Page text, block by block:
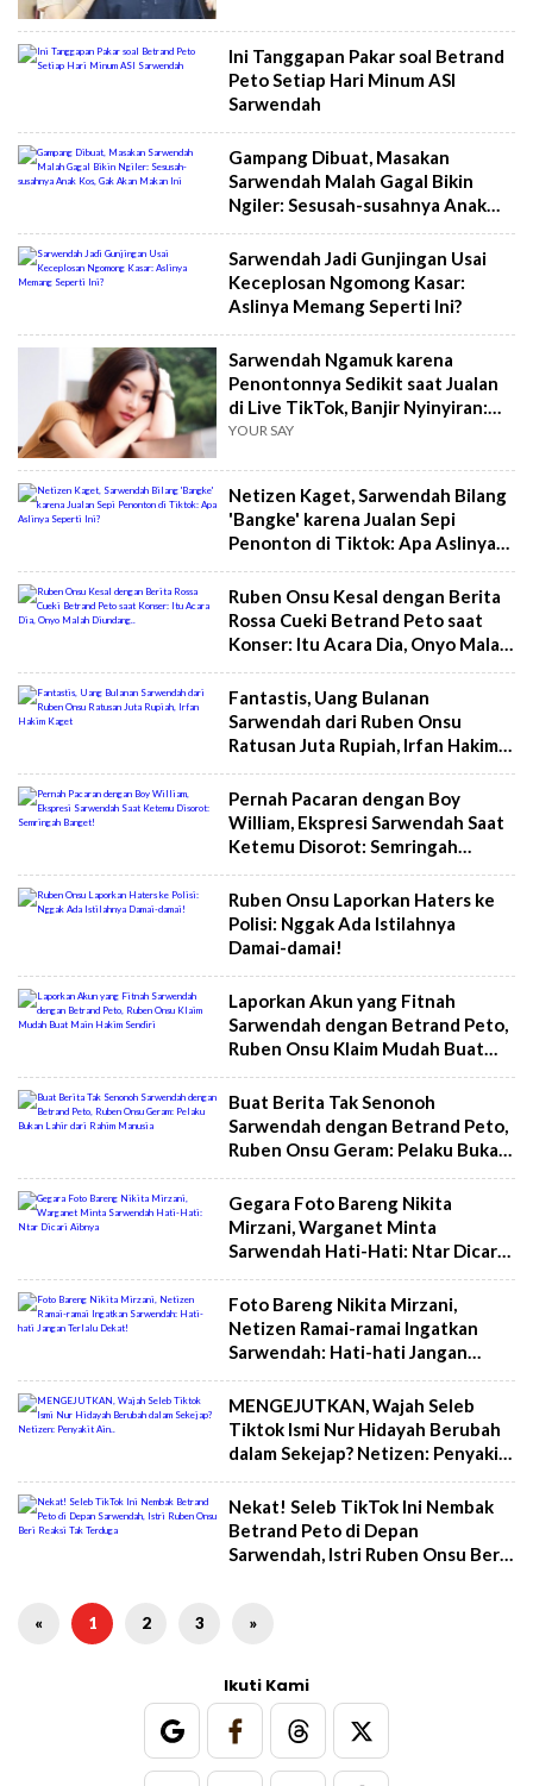
Ini Tanggapan Pakar soal Betrand
Peto Setiap Hari Minum ASI
Sarwendah
Gampang Dibuat, Masakan
Sarwendah Malah Gagal Bikin
Ngiler: Sesusah-susahnya Anak
Sarwendah Jadi Gunjingan Usai
Keceplosan Ngomong Kasar:
Aslinya Memang Seperti Ini?
Sarwendah Ngamuk karena
Penontonnya Sedikit saat Jualan
di Live TikTok, Banjir Nyinyiran:
Keluar Aslinya
YOUR SAY
Netizen Kaget, Sarwendah Bilang
'Bangke' karena Jualan Sepi
Penonton di Tiktok: Apa Aslinya
Seperti Ini?
Ruben Onsu Kesal dengan Berita
Rossa Cueki Betrand Peto saat
Konser: Itu Acara Dia, Onyo Malah
Diundang..
Fantastis, Uang Bulanan
Sarwendah dari Ruben Onsu
Ratusan Juta Rupiah, Irfan Hakim
Kaget
Pernah Pacaran dengan Boy
William, Ekspresi Sarwendah Saat
Ketemu Disorot: Semringah
Banget!
Ruben Onsu Laporkan Haters ke
Polisi: Nggak Ada Istilahnya
Damai-damai!
Laporkan Akun yang Fitnah
Sarwendah dengan Betrand Peto,
Ruben Onsu Klaim Mudah Buat
Main Hakim Sendiri
Buat Berita Tak Senonoh
Sarwendah dengan Betrand Peto,
Ruben Onsu Geram: Pelaku Bukan
Lahir dari Rahim Manusia
Gegara Foto Bareng Nikita
Mirzani, Warganet Minta
Sarwendah Hati-Hati: Ntar Dicari
Aibnya
Foto Bareng Nikita Mirzani,
Netizen Ramai-ramai Ingatkan
Sarwendah: Hati-hati Jangan
Terlalu Dekat!
MENGEJUTKAN, Wajah Seleb
Tiktok Ismi Nur Hidayah Berubah
dalam Sekejap? Netizen: Penyakit
Ain..
Nekat! Seleb TikTok Ini Nembak
Betrand Peto di Depan
Sarwendah, Istri Ruben Onsu Beri
« 1 2 3 »
Ikuti Kami